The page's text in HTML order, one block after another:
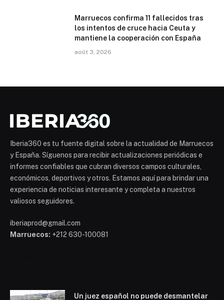
Marruecos confirma 11 fallecidos tras
los intentos de cruce hacia Ceuta y
mantiene la cooperación con España
août 3, 2026
Iberia360 es tu fuente digital sobre la actualidad de Marruecos
y España. Síguenos para recibir actualizaciones periódicas e
informes confiables que cubran diversos campos culturales,
económicos, deportivos y otros. Estamos aquí para brindar una
experiencia de noticias interesante y completa a nuestros
valiosos seguidores.
iberiaprod@gmail.com
Marruecos: +212 630-100081
Un juez español no puede desmantelar